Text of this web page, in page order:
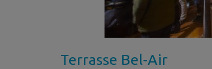
Terrasse Bel-Air